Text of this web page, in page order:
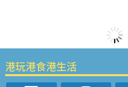
港玩港食港生活